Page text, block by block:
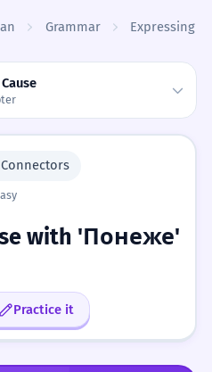
Grammar Expressing
with 'Понеже'
Practice it